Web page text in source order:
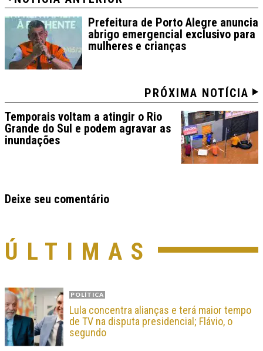
Prefeitura de Porto Alegre anuncia
abrigo emergencial exclusivo para
mulheres e crianças
PRÓXIMA NOTÍCIA
Temporais voltam a atingir o Rio
Grande do Sul e podem agravar as
inundações
Deixe seu comentário
ÚLTIMAS
POLÍTICA
Lula concentra alianças e terá maior tempo
de TV na disputa presidencial; Flávio, o
segundo